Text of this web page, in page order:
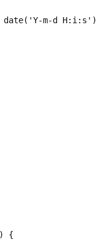
m-d H:i:s') . '
{